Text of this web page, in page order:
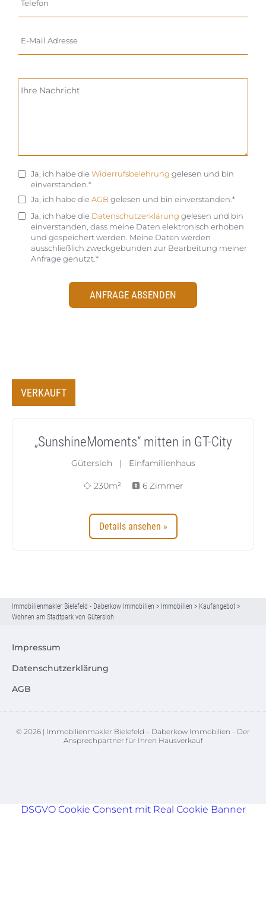
Ja, ich habe die Widerrufsbelehrung gelesen und bin
einverstanden.*
Ja, ich habe die AGB gelesen und bin einverstanden.*
Ja, ich habe die Datenschutzerklärung gelesen und bin
einverstanden, dass meine Daten elektronisch erhoben
und gespeichert werden. Meine Daten werden
ausschließlich zweckgebunden zur Bearbeitung meiner
Anfrage genutzt.*
ANFRAGE ABSENDEN
VERKAUFT
„SunshineMoments“ mitten in GT-City
Gütersloh | Einfamilienhaus
230m² 6 Zimmer
Details ansehen »
Immobilienmakler Bielefeld - Daberkow Immobilien > Immobilien > Kaufangebot >
Wohnen am Stadtpark von Gütersloh
Impressum
Datenschutzerklärung
AGB
© 2026 | Immobilienmakler Bielefeld – Daberkow Immobilien - Der
Ansprechpartner für Ihren Hausverkauf
DSGVO Cookie Consent mit Real Cookie Banner